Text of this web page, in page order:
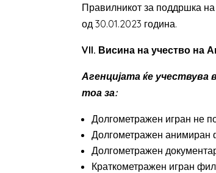
Правилникот за поддршка
од 30.01.2023 година.
VII. Висина на учество на
Агенцијата ќе
тоа за:
Долгометражен игран не
Долгометражен анимиран
Долгометражен
Краткометражен игран